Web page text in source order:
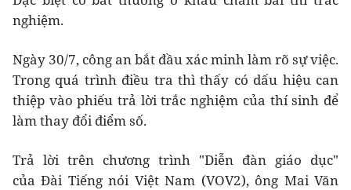
nghiệm.
Ngày 30/7, công an bắt đầu xác minh làm rõ sự việc.
Trong quá trình điều tra thì thấy có dấu hiệu can
thiệp vào phiếu trả lời trắc nghiệm của thí sinh để
làm thay đổi điểm số.
Trả lời trên chương trình "Diễn đàn giáo dục"
của Đài Tiếng nói Việt Nam (VOV2), ông Mai Văn